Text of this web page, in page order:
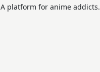
A platform for anime addicts.